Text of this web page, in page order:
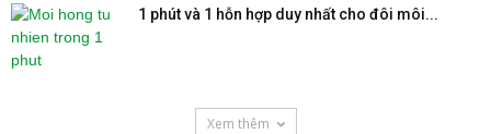
1 phút và 1 hỗn hợp duy nhất cho đôi môi...
Xem thêm